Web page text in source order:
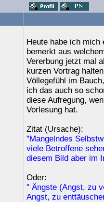
Heute habe ich mich
bemerkt aus
Vererbung jetzt mal
kurzen Vortrag
Völlegefühl im
ich das auch so
diese Aufregung,
Vorlesung hat.
Zitat (Ursache):
"Mangelndes
viele Betroffene
diesem Bild aber im
Oder:
" Ängste (Angst, zu
Angst, zu